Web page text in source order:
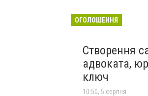
ОГОЛОШЕННЯ
Створення
адвоката,
ключ
10:50, 5 серпня